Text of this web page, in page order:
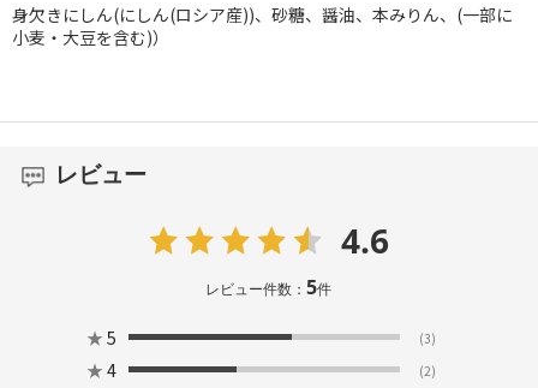
身欠きにしん(にしん(ロシア産))、砂糖、醤油、本みりん、(一部に
小麦・大豆を含む)）
レビュー
4.6
レビュー件数：5件
★ 5 (3)
★ 4 (2)